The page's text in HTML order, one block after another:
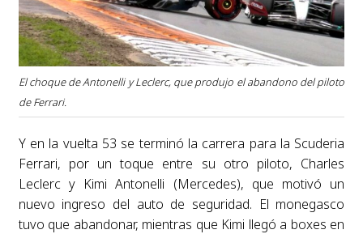
El choque de Antonelli y Leclerc, que produjo el abandono del piloto
de Ferrari.
Y en la vuelta 53 se terminó la carrera para la Scuderia
Ferrari, por un toque entre su otro piloto, Charles
Leclerc y Kimi Antonelli (Mercedes), que motivó un
nuevo ingreso del auto de seguridad. El monegasco
tuvo que abandonar, mientras que Kimi llegó a boxes en